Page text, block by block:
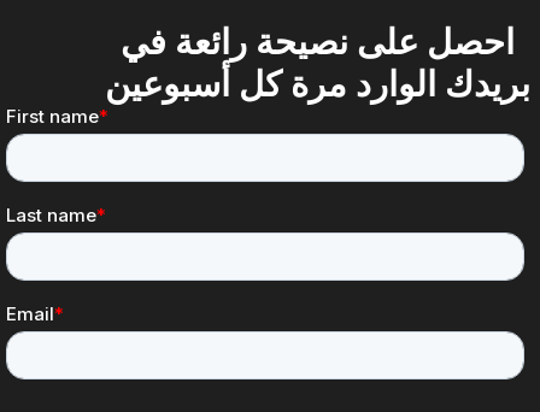
احصل على نصيحة رائعة في
بريدك الوارد مرة كل أسبوعين